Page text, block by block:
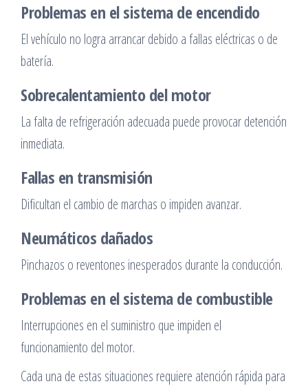
Problemas en el sistema de encendido
El vehículo no logra arrancar debido a fallas eléctricas o de
batería.
Sobrecalentamiento del motor
La falta de refrigeración adecuada puede provocar detención
inmediata.
Fallas en transmisión
Dificultan el cambio de marchas o impiden avanzar.
Neumáticos dañados
Pinchazos o reventones inesperados durante la conducción.
Problemas en el sistema de combustible
Interrupciones en el suministro que impiden el
funcionamiento del motor.
Cada una de estas situaciones requiere atención rápida para